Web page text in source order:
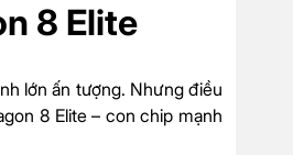
8 Elite
lớn ấn tượng. Nhưng điều
8 Elite – con chip mạnh